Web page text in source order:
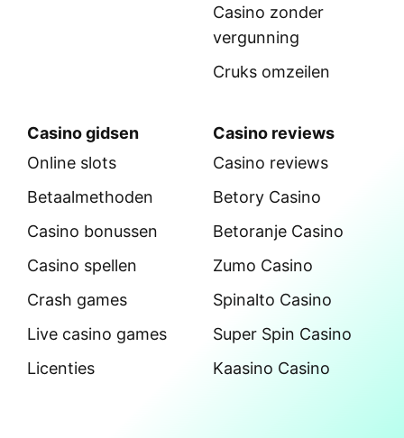
Casino zonder
vergunning
Cruks omzeilen
Casino gidsen
Online slots
Betaalmethoden
Casino bonussen
Casino spellen
Crash games
Live casino games
Licenties
Casino reviews
Casino reviews
Betory Casino
Betoranje Casino
Zumo Casino
Spinalto Casino
Super Spin Casino
Kaasino Casino